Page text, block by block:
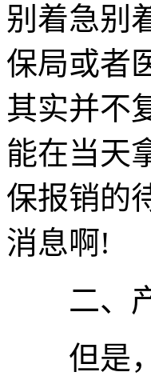
别着急别
保局或者
其实并不
能在当天
保报销的
消息啊!
二、产
但是，